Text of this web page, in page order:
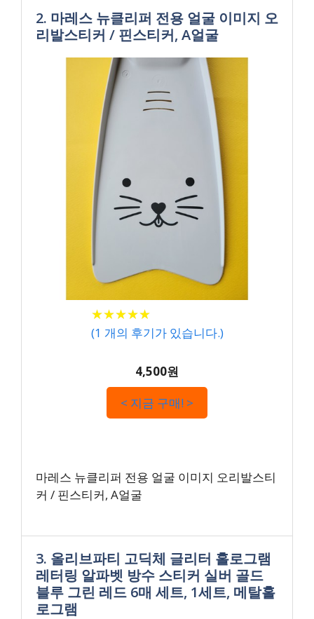
2. 마레스 뉴클리퍼 전용 얼굴 이미지 오
리발스티커 / 핀스티커, A얼굴
★★★★★
★★★★★
(1 개의 후기가 있습니다.)
4,500원
< 지금 구매! >
마레스 뉴클리퍼 전용 얼굴 이미지 오리발스티
커 / 핀스티커, A얼굴
3. 올리브파티 고딕체 글리터 홀로그램
레터링 알파벳 방수 스티커 실버 골드
블루 그린 레드 6매 세트, 1세트, 메탈홀
로그램